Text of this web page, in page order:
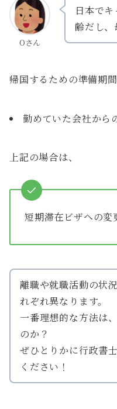
Oさん
日本で
齢だし、
帰国するための準備期
勤めていた会社から
上記の場合は、
短期滞在ビザへの変
離職や就職活動の状
れぞれ異なります。
一番理想的な方法は
のか？
ぜひとりかに行政書
ください！